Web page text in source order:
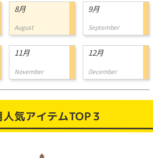
8月
August
9月
September
11月
November
12月
December
人気アイテムTOP３